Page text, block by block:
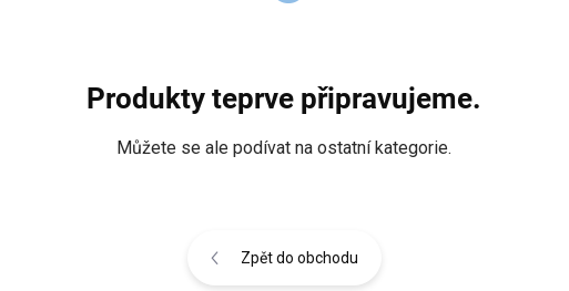
Produkty teprve připravujeme.
Můžete se ale podívat na ostatní kategorie.
Zpět do obchodu